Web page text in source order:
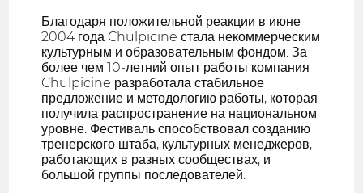
Благодаря положительной реакции в июне
2004 года Chulpicine стала некоммерческим
культурным и образовательным фондом. За
более чем 10-летний опыт работы компания
Chulpicine разработала стабильное
предложение и методологию работы, которая
получила распространение на национальном
уровне. Фестиваль способствовал созданию
тренерского штаба, культурных менеджеров,
работающих в разных сообществах, и
большой группы последователей.